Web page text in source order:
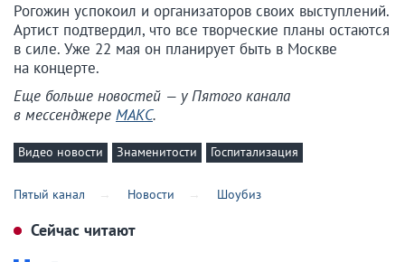
Рогожин успокоил и организаторов своих выступлений.
Артист подтвердил, что все творческие планы остаются
в силе. Уже 22 мая он планирует быть в Москве
на концерте.
Еще больше новостей — у Пятого канала
в мессенджере МАКС.
Видео новости Знаменитости Госпитализация
Пятый канал Новости Шоубиз
Сейчас читают